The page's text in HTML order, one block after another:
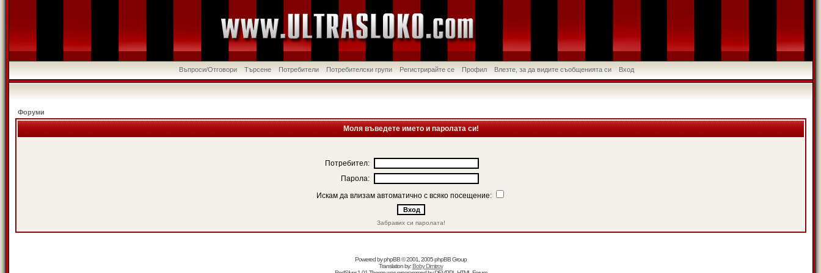
Въпроси/Отговори Търсене Потребители Потребителски групи Регистрирайте се Профил Влезте, за да видите съобщенията си Вход
Форуми
Моля въведете името и паролата си!
Потребител:
Парола:
Искам да влизам автоматично с всяко посещение:
Забравих си паролата!
Powered byphpBB© 2001, 2005 phpBB Group
Translation by:Boby Dimitrov